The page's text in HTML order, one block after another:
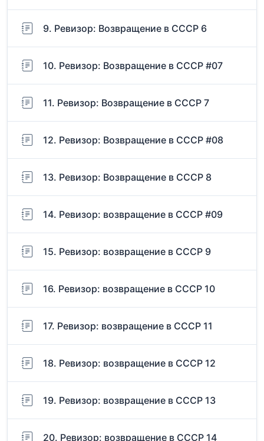
9. Ревизор: Возвращение в СССР 6
10. Ревизор: Возвращение в СССР #07
11. Ревизор: Возвращение в СССР 7
12. Ревизор: Возвращение в СССР #08
13. Ревизор: Возвращение в СССР 8
14. Ревизор: возвращение в СССР #09
15. Ревизор: возвращение в СССР 9
16. Ревизор: возвращение в СССР 10
17. Ревизор: возвращение в СССР 11
18. Ревизор: возвращение в СССР 12
19. Ревизор: возвращение в СССР 13
20. Ревизор: возвращение в СССР 14